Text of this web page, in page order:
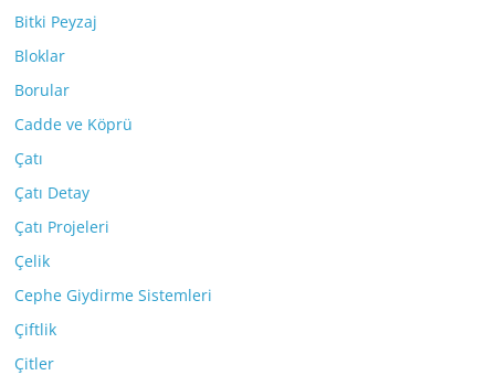
Bitki Peyzaj
Bloklar
Borular
Cadde ve Köprü
Çatı
Çatı Detay
Çatı Projeleri
Çelik
Cephe Giydirme Sistemleri
Çiftlik
Çitler